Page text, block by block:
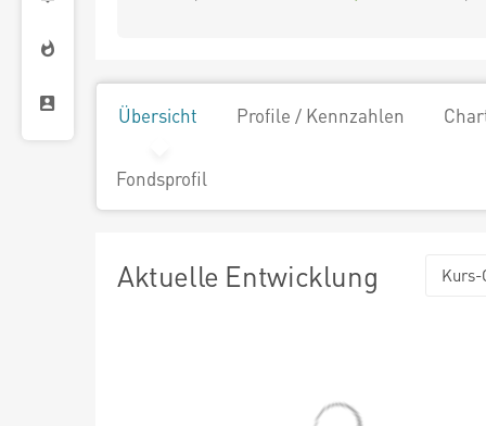
Übersicht Profile / Kennzahlen
Fondsprofil
Aktuelle Entwicklung Kurs-